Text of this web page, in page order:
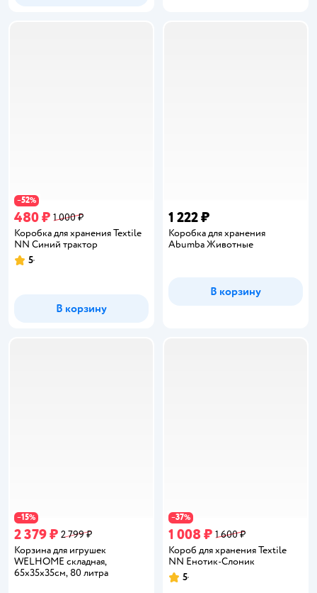
−52%
480 ₽ 1 000 ₽
Коробка для хранения Textile
NN Синий трактор
Рейтинг:
5
В корзину
1 222 ₽
Коробка для хранения
Abumba Животные
В корзину
−15%
2 379 ₽ 2 799 ₽
Корзина для игрушек
WELHOME складная,
65х35х35см, 80 литра
−37%
1 008 ₽ 1 600 ₽
Короб для хранения Textile
NN Енотик-Слоник
Рейтинг:
5